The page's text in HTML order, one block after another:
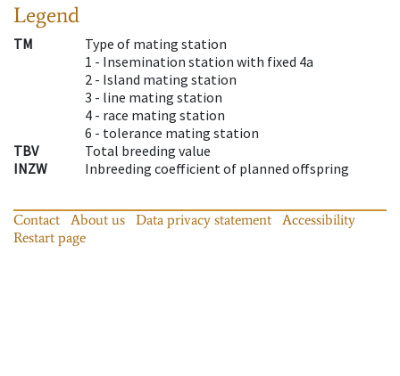
Legend
TM
Type of mating station
1 - Insemination station with fixed 4a
2 - Island mating station
3 - line mating station
4 - race mating station
6 - tolerance mating station
TBV
Total breeding value
INZW
Inbreeding coefficient of planned offspring
Contact About us Data privacy statement
Accessibility
Restart page